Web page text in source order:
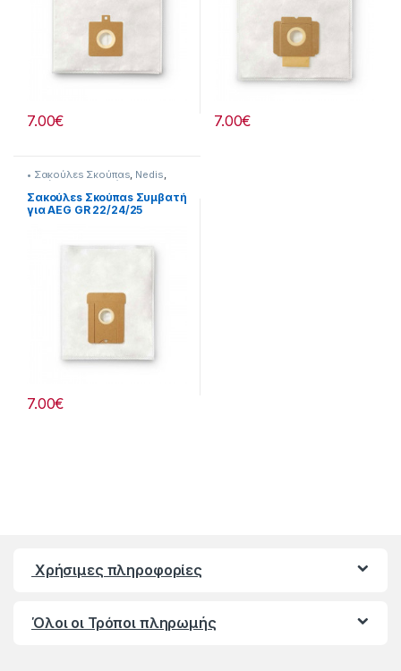
7.00€ 7.00€
• Σακούλεs Σκούπαs, Nedis,
Σκούπισμα & Καθάρισμα
Σακούλεs Σκούπαs Συμβατή
για AEG GR 22/24/25
7.00€
Χρήσιμες πληροφορίες
Όλοι οι Τρόποι πληρωμής